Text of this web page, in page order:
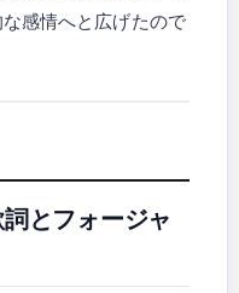
感情へと広げたので
とフォージャ